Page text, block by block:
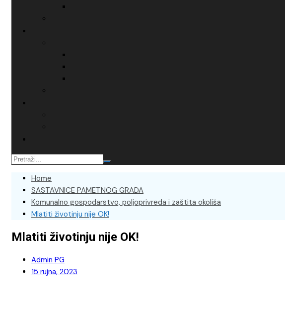
Home
SASTAVNICE PAMETNOG GRADA
Komunalno gospodarstvo, poljoprivreda i zaštita okoliša
Mlatiti životinju nije OK!
Mlatiti životinju nije OK!
Admin PG
15 rujna, 2023